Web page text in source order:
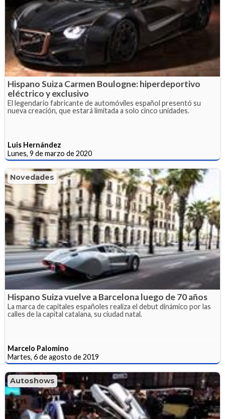
Hispano Suiza Carmen Boulogne: hiperdeportivo
eléctrico y exclusivo
El legendario fabricante de automóviles español presentó su
nueva creación, que estará limitada a solo cinco unidades.
Luis Hernández
Lunes, 9 de marzo de 2020
Novedades
Hispano Suiza vuelve a Barcelona luego de 70 años
La marca de capitales españoles realiza el debut dinámico por las
calles de la capital catalana, su ciudad natal.
Marcelo Palomino
Martes, 6 de agosto de 2019
Autoshows